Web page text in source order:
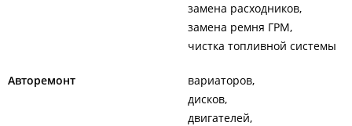
замена расходников
замена ремня ГРМ
чистка топливной системы
Авторемонт
вариаторов
дисков
двигателей